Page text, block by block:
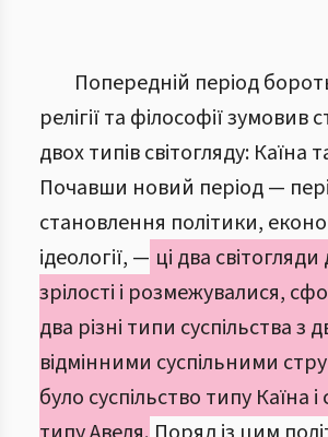
Попередній період
релігії та філософії зумовив
двох типів світогляду: Каїна
Почавши новий період —
становлення політики,
ідеології, — ці два
зрілості і розмежувалися,
два різні типи суспільства з
відмінними суспільними
було суспільство типу Каїна і